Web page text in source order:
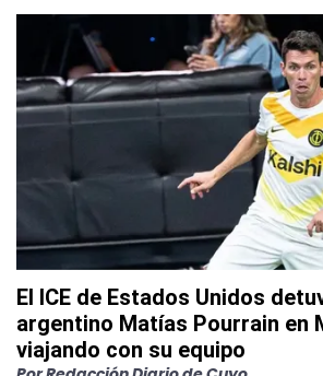
El ICE de Estados Unidos
argentino Matías Pourrain en
viajando con su equipo